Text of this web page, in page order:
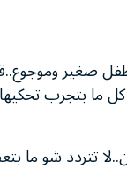
صغير
كل ما بتجرب
تتردد شو ما